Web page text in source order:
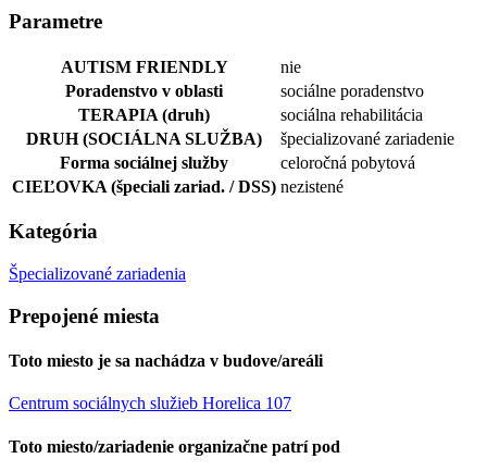
Parametre
AUTISM FRIENDLY
nie
Poradenstvo v oblasti
sociálne poradenstvo
TERAPIA (druh)
sociálna rehabilitácia
DRUH (SOCIÁLNA SLUŽBA)
špecializované zariadenie
Forma sociálnej služby
celoročná pobytová
CIEĽOVKA (špeciali zariad. / DSS) nezistené
Kategória
Špecializované zariadenia
Prepojené miesta
Toto miesto je sa nachádza v budove/areáli
Centrum sociálnych služieb Horelica 107
Toto miesto/zariadenie organizačne patrí pod